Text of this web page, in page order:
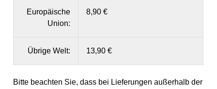
Europäische
Union:
8,90 €
Übrige Welt: 13,90 €
Bitte beachten Sie, dass bei Lieferungen außerhalb der